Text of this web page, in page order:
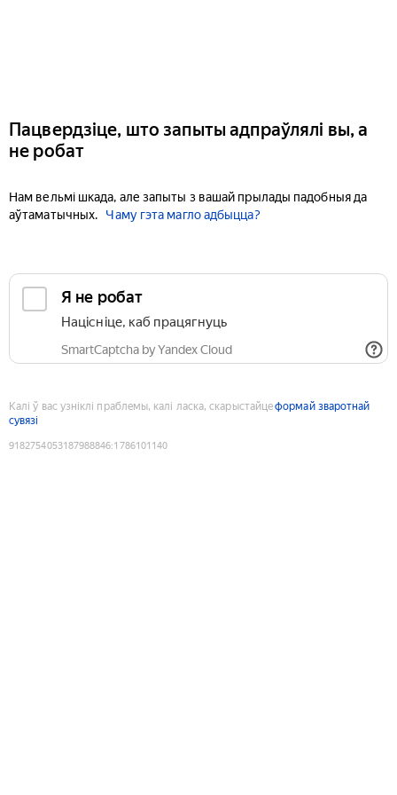
Пацвердзіце, што запыты адпраўлялі вы, а
не робат
Нам вельмі шкада, але запыты з вашай прылады падобныя да
аўтаматычных.
Чаму гэта магло адбыцца?
Я не робат
Націсніце, каб працягнуць
SmartCaptcha by Yandex Cloud
Калі ў вас узніклі праблемы, калі ласка, скарыстайцеформай зваротнай
сувязі
9182754053187988846:1786101140